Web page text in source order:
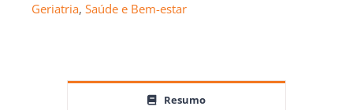
Geriatria, Saúde e Bem-estar
Resumo